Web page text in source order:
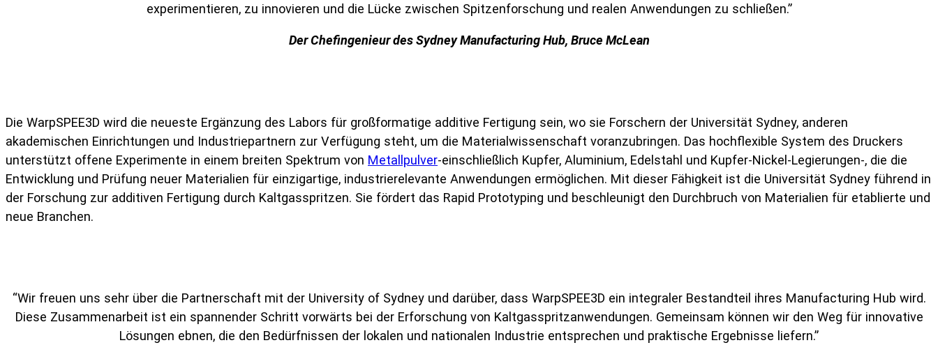
experimentieren, zu innovieren und die Lücke zwischen Spitzenforschung und realen Anwendungen zu schließen.”
Der Chefingenieur des Sydney Manufacturing Hub, Bruce McLean
Die WarpSPEE3D wird die neueste Ergänzung des Labors für großformatige additive Fertigung sein, wo sie Forschern der Universität Sydney, anderen
akademischen Einrichtungen und Industriepartnern zur Verfügung steht, um die Materialwissenschaft voranzubringen. Das hochflexible System des Druckers
unterstützt offene Experimente in einem breiten Spektrum von Metallpulver-einschließlich Kupfer, Aluminium, Edelstahl und Kupfer-Nickel-Legierungen-, die die
Entwicklung und Prüfung neuer Materialien für einzigartige, industrierelevante Anwendungen ermöglichen. Mit dieser Fähigkeit ist die Universität Sydney führend in
der Forschung zur additiven Fertigung durch Kaltgasspritzen. Sie fördert das Rapid Prototyping und beschleunigt den Durchbruch von Materialien für etablierte und
neue Branchen.
“Wir freuen uns sehr über die Partnerschaft mit der University of Sydney und darüber, dass WarpSPEE3D ein integraler Bestandteil ihres Manufacturing Hub wird.
Diese Zusammenarbeit ist ein spannender Schritt vorwärts bei der Erforschung von Kaltgasspritzanwendungen. Gemeinsam können wir den Weg für innovative
Lösungen ebnen, die den Bedürfnissen der lokalen und nationalen Industrie entsprechen und praktische Ergebnisse liefern.”